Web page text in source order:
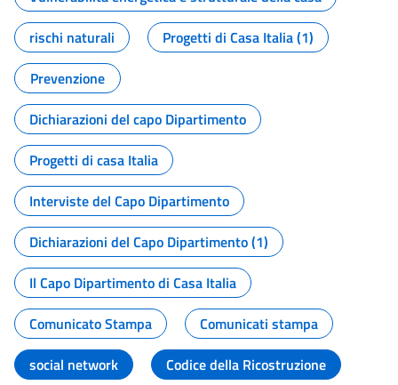
rischi naturali
Progetti di Casa Italia (1)
Prevenzione
Dichiarazioni del capo Dipartimento
Progetti di casa Italia
Interviste del Capo Dipartimento
Dichiarazioni del Capo Dipartimento (1)
Il Capo Dipartimento di Casa Italia
Comunicato Stampa
Comunicati stampa
social network
Codice della Ricostruzione